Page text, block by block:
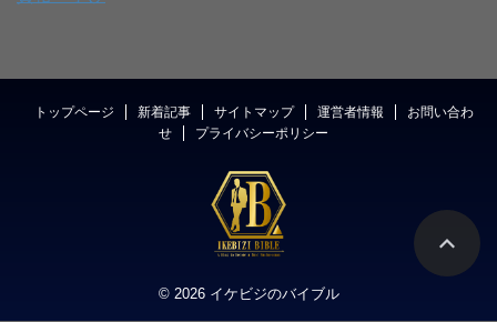
トップページ 新着記事 サイトマップ 運営者情報
お問い合わ
せ
プライバシーポリシー
© 2026 イケビジのバイブル